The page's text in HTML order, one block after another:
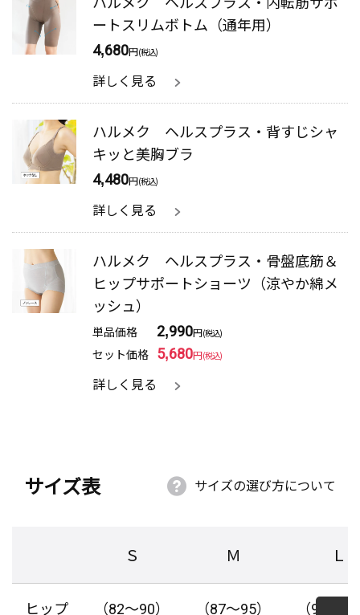
ートスリムボトム（通年用）
4,680円(税込)
詳しく見る
ハルメク ヘルスプラス・背すじシャ
キッと美胸ブラ
4,480円(税込)
詳しく見る
ハルメク ヘルスプラス・骨盤底筋＆
ヒップサポートショーツ（涼やか綿メ
ッシュ）
単品価格 2,990円(税込)
セット価格 5,680円(税込)
詳しく見る
サイズ表 サイズの選び方について
Ｓ Ｍ Ｌ
ヒップ （82～90） （87～95） （92～